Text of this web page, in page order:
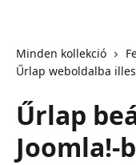
Minden kollekció
Űrlap weboldalba
Űrlap
Joomla!-